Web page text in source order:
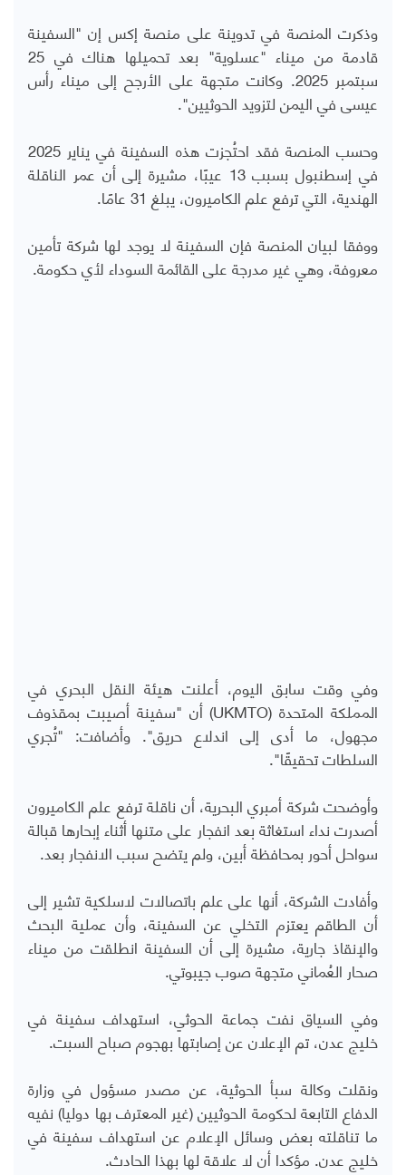
وذكرت المنصة في تدوينة على منصة إكس إن "السفينة
قادمة من ميناء "عسلوية" بعد تحميلها هناك في 25
سبتمبر 2025. وكانت متجهة على الأرجح إلى ميناء رأس
عيسى في اليمن لتزويد الحوثيين".
وحسب المنصة فقد احتُجزت هذه السفينة في يناير 2025
في إسطنبول بسبب 13 عيبًا، مشيرة إلى أن عمر
الناقلة
الهندية، التي ترفع علم الكاميرون، يبلغ 31 عامًا.
ووفقا لبيان المنصة فإن السفينة لا يوجد لها شركة تأمين
معروفة، وهي غير مدرجة على القائمة السوداء لأي حكومة.
وفي وقت سابق اليوم، أعلنت هيئة النقل البحري في
المملكة المتحدة (UKMTO) أن "سفينة أصيبت بمقذوف
مجهول، ما أدى إلى اندلاع حريق". وأضافت: "تُجري
السلطات تحقيقًا".
وأوضحت شركة أمبري البحرية، أن ناقلة ترفع علم الكاميرون
أصدرت نداء استغاثة بعد انفجار على متنها أثناء إبحارها قبالة
سواحل أحور بمحافظة أبين، ولم يتضح سبب الانفجار بعد.
وأفادت الشركة، أنها على علم باتصالات لاسلكية تشير إلى
أن الطاقم يعتزم التخلي عن السفينة، وأن عملية البحث
والإنقاذ جارية، مشيرة إلى أن السفينة انطلقت من ميناء
صحار العُماني متجهة صوب جيبوتي.
وفي السياق نفت جماعة الحوثي، استهداف سفينة في
خليج عدن، تم الإعلان عن إصابتها بهجوم صباح السبت.
ونقلت وكالة سبأ الحوثية، عن مصدر مسؤول في وزارة
الدفاع التابعة لحكومة الحوثيين (غير المعترف بها دوليا) نفيه
ما تناقلته بعض وسائل الإعلام عن استهداف سفينة في
خليج عدن. مؤكدا أن لا علاقة لها بهذا الحادث.